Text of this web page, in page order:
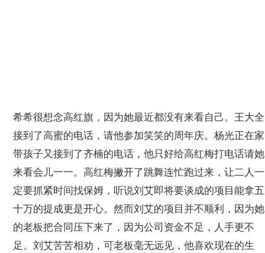
希希很想念高红旗，因为她最近都没有来看自己。王大全
接到了高蜜的电话，请他参加笑笑的周年庆。杨光正在家
带孩子又接到了齐楠的电话，他只好给高红梅打电话请她
来看会儿一一。高红梅撇开了跳舞连忙跑过来，让二人一
定要抓紧时间找保姆，听说刘艾即将要谈成的项目能拿五
十万的提成更是开心。然而刘艾的项目并不顺利，因为她
的老板把合同压下来了，因为公司资金不足，人手更不
足。刘艾苦苦相劝，可老板毫无远见，他喜欢现在的生